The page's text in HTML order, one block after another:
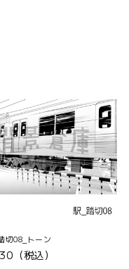
切08_トーン
（税込）